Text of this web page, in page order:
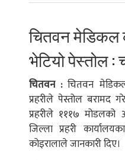
चितवन
भेटियो पेस्तोल :
चितवन :चितवन
प्रहरीले पेस्तोल बरामद
प्रहरीले १११७ मोडलको
जिल्ला प्रहरी
कोइरालाले जानकारी दिए।